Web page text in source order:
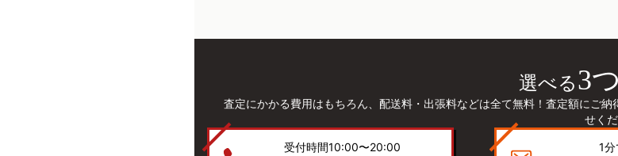
選べる3つ
査定にかかる費用はもちろん、配送料・出張料などは全て無料！査定額にご
せくだ
受付時間10:00〜20:00 1分